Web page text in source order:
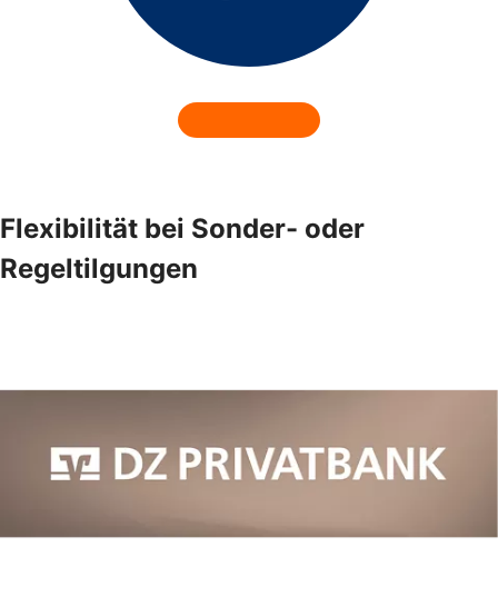
Flexibilität bei Sonder- oder
Regeltilgungen